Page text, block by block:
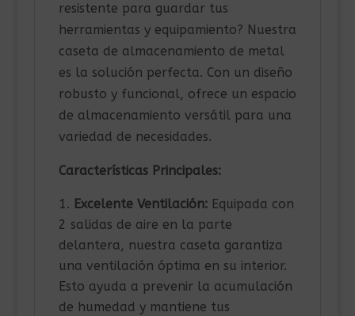
resistente para guardar tus
herramientas y equipamiento? Nuestra
caseta de almacenamiento de metal
es la solución perfecta. Con un diseño
robusto y funcional, ofrece un espacio
de almacenamiento versátil para una
variedad de necesidades.
Características Principales:
Excelente Ventilación:Equipada con
2 salidas de aire en la parte
delantera, nuestra caseta garantiza
una ventilación óptima en su interior.
Esto ayuda a prevenir la acumulación
de humedad y mantiene tus